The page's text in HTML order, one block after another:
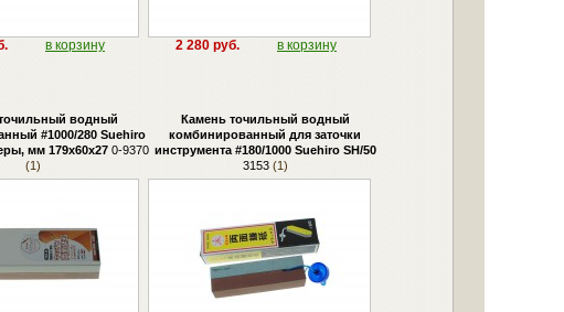
в корзину 2 280 руб. в корзину
водный
#1000/280 Suehiro
мм 179х60х27 0-9370
(1)
Камень точильный водный
комбинированный для заточки
инструмента #180/1000 Suehiro SH/50
3153(1)